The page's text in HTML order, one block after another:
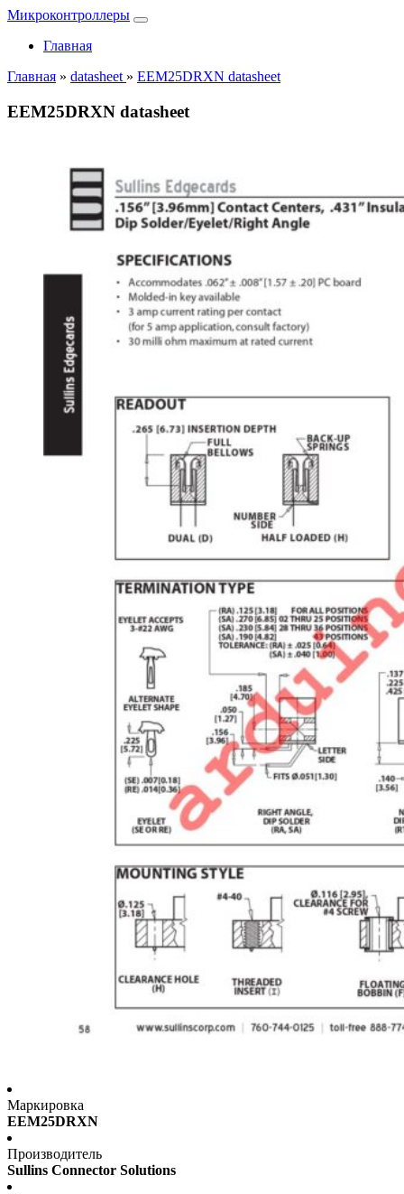
Микроконтроллеры
Главная
Главная » datasheet » EEM25DRXN datasheet
EEM25DRXN datasheet
Маркировка
EEM25DRXN
Производитель
Sullins Connector Solutions